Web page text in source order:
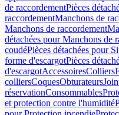
de raccordementPièces
raccordementManchons de
Manchons de raccordement
détachées pour Manchons de
coudéPièces détachées pour
forme d'escargotPièces
d'escargotAccessoiresColliers
colliersCoquesObturateurs
réservationConsommables
et protection contre l'humidité